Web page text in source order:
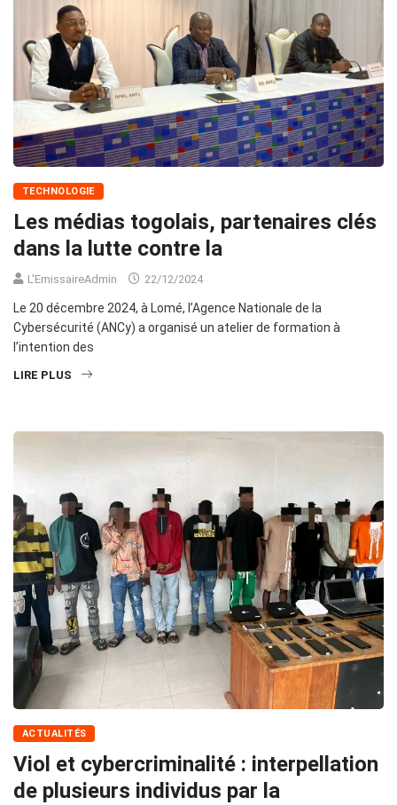
TECHNOLOGIE
Les médias togolais, partenaires clés
dans la lutte contre la
L'EmissaireAdmin 22/12/2024
Le 20 décembre 2024, à Lomé, l’Agence Nationale de la
Cybersécurité (ANCy) a organisé un atelier de formation à
l’intention des
LIRE PLUS
ACTUALITÉS
Viol et cybercriminalité : interpellation
de plusieurs individus par la